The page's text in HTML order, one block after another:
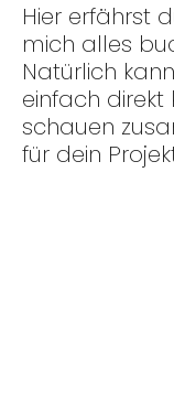
Hier erfährst
mich alles
Natürlich
einfach direkt
schauen
für dein